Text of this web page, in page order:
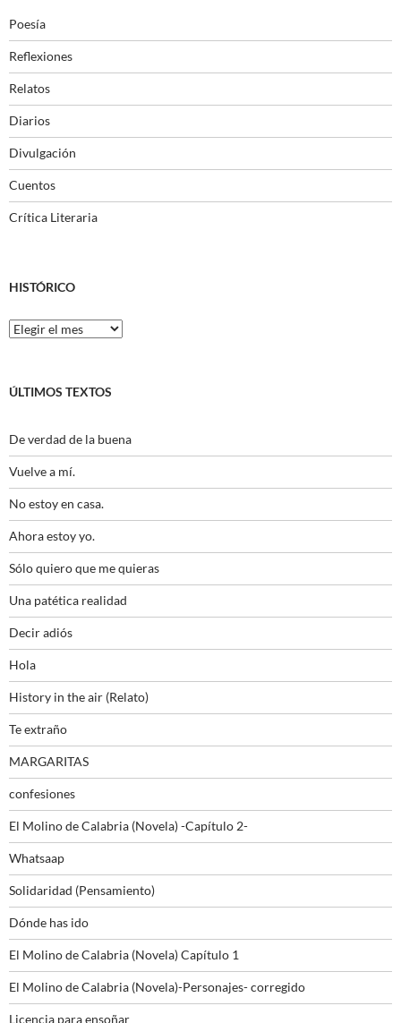
Poesía
Reflexiones
Relatos
Diarios
Divulgación
Cuentos
Crítica Literaria
HISTÓRICO
Histórico
ÚLTIMOS TEXTOS
De verdad de la buena
Vuelve a mí.
No estoy en casa.
Ahora estoy yo.
Sólo quiero que me quieras
Una patética realidad
Decir adiós
Hola
History in the air (Relato)
Te extraño
MARGARITAS
confesiones
El Molino de Calabria (Novela) -Capítulo 2-
Whatsaap
Solidaridad (Pensamiento)
Dónde has ido
El Molino de Calabria (Novela) Capítulo 1
El Molino de Calabria (Novela)-Personajes- corregido
Licencia para ensoñar